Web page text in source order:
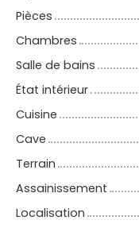
Pièces
Chambres
Salle de bains
État intérieur
Cuisine
Cave
Terrain
Assainissement
Localisation